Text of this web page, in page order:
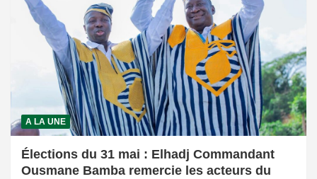
A LA UNE
Élections du 31 mai : Elhadj Commandant
Ousmane Bamba remercie les acteurs du